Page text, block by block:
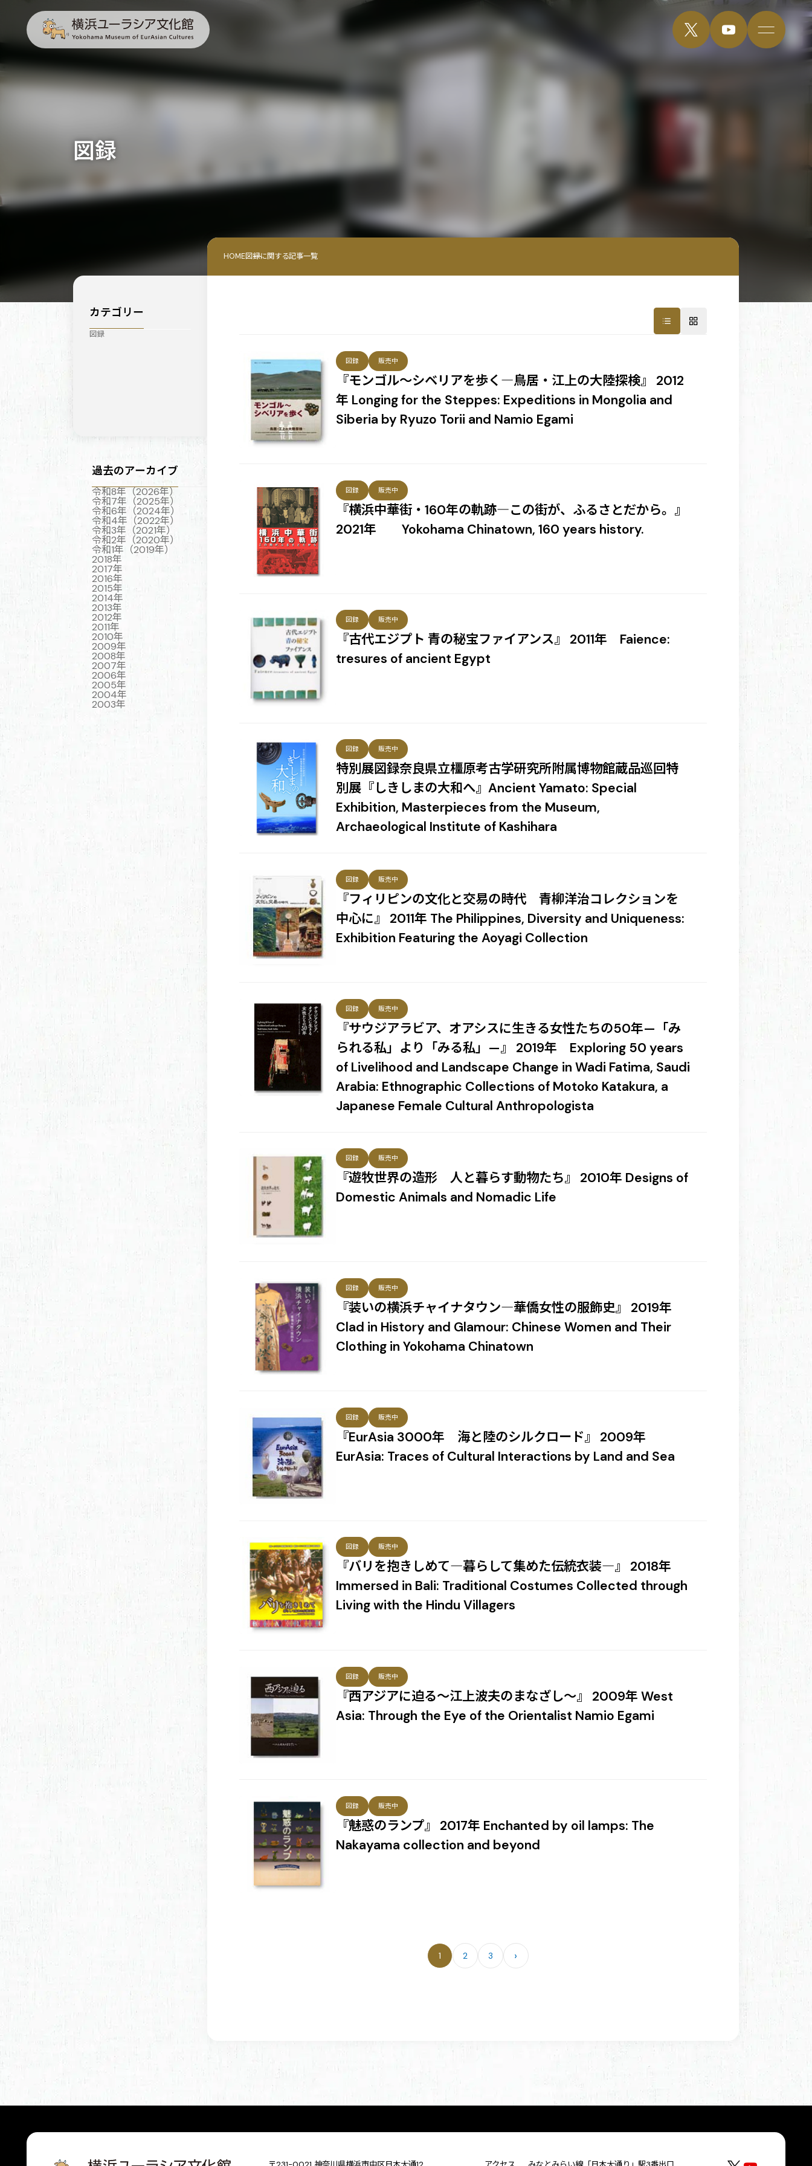
図録
HOME図録に関する記事一覧
『モンゴル～シベリアを歩く―鳥居・江上の大陸探検』 2012
年 Longing for the Steppes: Expeditions in Mongolia and
Siberia by Ryuzo Torii and Namio Egami
図録 販売中
『横浜中華街・160年の軌跡―この街が、ふるさとだから。』
2021年 Yokohama Chinatown, 160 years history.
図録 販売中
『古代エジプト 青の秘宝ファイアンス』 2011年 Faience:
tresures of ancient Egypt
図録 販売中
特別展図録奈良県立橿原考古学研究所附属博物館蔵品巡回特
別展『しきしまの大和へ』Ancient Yamato: Special
Exhibition, Masterpieces from the Museum,
Archaeological Institute of Kashihara
図録 販売中
『フィリピンの文化と交易の時代 青柳洋治コレクションを
中心に』 2011年 The Philippines, Diversity and Uniqueness:
Exhibition Featuring the Aoyagi Collection
図録 販売中
『サウジアラビア、オアシスに生きる女性たちの50年—「み
られる私」より「みる私」—』 2019年 Exploring 50 years
of Livelihood and Landscape Change in Wadi Fatima, Saudi
Arabia: Ethnographic Collections of Motoko Katakura, a
Japanese Female Cultural Anthropologista
図録 販売中
『遊牧世界の造形 人と暮らす動物たち』 2010年 Designs of
Domestic Animals and Nomadic Life
図録 販売中
『装いの横浜チャイナタウン―華僑女性の服飾史』 2019年
Clad in History and Glamour: Chinese Women and Their
Clothing in Yokohama Chinatown
図録 販売中
『EurAsia 3000年 海と陸のシルクロード』 2009年
EurAsia: Traces of Cultural Interactions by Land and Sea
図録 販売中
『バリを抱きしめて―暮らして集めた伝統衣装―』 2018年
Immersed in Bali: Traditional Costumes Collected through
Living with the Hindu Villagers
図録 販売中
『西アジアに迫る～江上波夫のまなざし～』 2009年 West
Asia: Through the Eye of the Orientalist Namio Egami
図録 販売中
『魅惑のランプ』 2017年 Enchanted by oil lamps: The
Nakayama collection and beyond
図録 販売中
ペ 1 2 3 ›
カテゴリー
図録
過去のアーカイブ
令和8年（2026年）
令和7年（2025年）
令和6年（2024年）
令和4年（2022年）
令和3年（2021年）
令和2年（2020年）
令和1年（2019年）
2018年
2017年
2016年
2015年
2014年
2013年
2012年
2011年
2010年
2009年
2008年
2007年
2006年
2005年
2004年
2003年